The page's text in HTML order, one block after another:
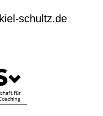
schultz.de